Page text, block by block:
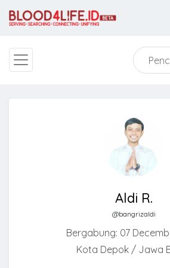
Aldi R.
@bangrizaldi
Bergabung: 07
Kota Depok / Jawa